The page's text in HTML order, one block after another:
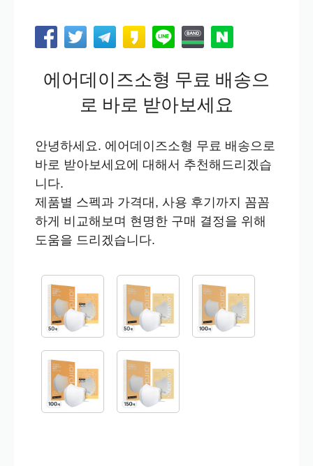
에어데이즈소형 무료 배송으
로 바로 받아보세요
안녕하세요. 에어데이즈소형 무료 배송으로
바로 받아보세요에 대해서 추천해드리겠습
니다.
제품별 스펙과 가격대, 사용 후기까지 꼼꼼
하게 비교해보며 현명한 구매 결정을 위해
도움을 드리겠습니다.